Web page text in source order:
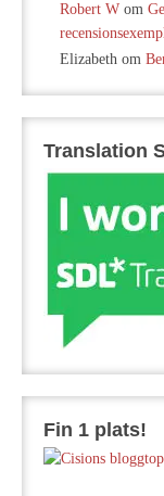
Robert W om
Elizabeth om
Translation
Fin 1 plats!